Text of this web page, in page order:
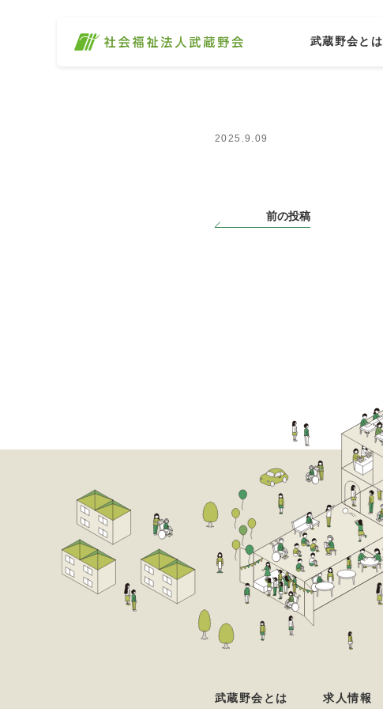
武蔵野会とは
2025.9.09
前の投稿
武蔵野会とは 求人情報